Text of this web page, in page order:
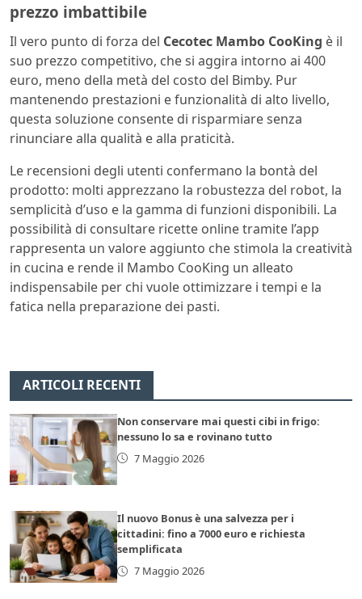
prezzo imbattibile
Il vero punto di forza del Cecotec Mambo CooKing è il
suo prezzo competitivo, che si aggira intorno ai 400
euro, meno della metà del costo del Bimby. Pur
mantenendo prestazioni e funzionalità di alto livello,
questa soluzione consente di risparmiare senza
rinunciare alla qualità e alla praticità.
Le recensioni degli utenti confermano la bontà del
prodotto: molti apprezzano la robustezza del robot, la
semplicità d’uso e la gamma di funzioni disponibili. La
possibilità di consultare ricette online tramite l’app
rappresenta un valore aggiunto che stimola la creatività
in cucina e rende il Mambo CooKing un alleato
indispensabile per chi vuole ottimizzare i tempi e la
fatica nella preparazione dei pasti.
ARTICOLI RECENTI
Non conservare mai questi cibi in frigo:
nessuno lo sa e rovinano tutto
7 Maggio 2026
Il nuovo Bonus è una salvezza per i
cittadini: fino a 7000 euro e richiesta
semplificata
7 Maggio 2026